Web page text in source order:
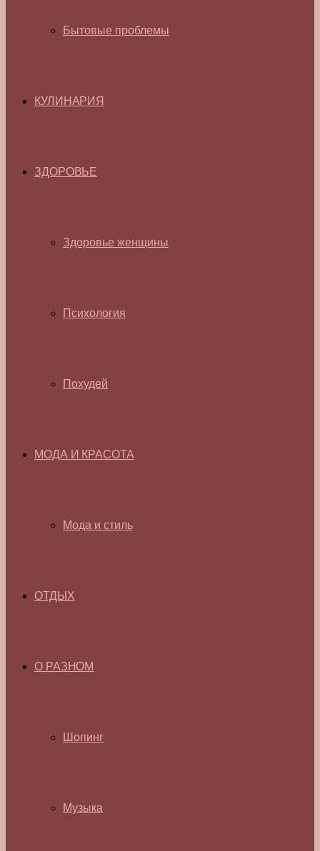
Бытовые проблемы
КУЛИНАРИЯ
ЗДОРОВЬЕ
Здоровье женщины
Психология
Похудей
МОДА И КРАСОТА
Мода и стиль
ОТДЫХ
О РАЗНОМ
Шопинг
Музыка